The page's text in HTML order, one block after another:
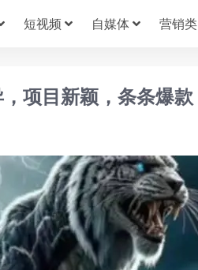
短视频 自媒体 营销类
项目新颖，条条爆款